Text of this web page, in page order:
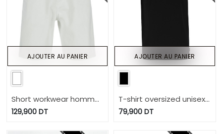
Short workwear homme
- YOUSR
129,900DT
AJOUTER AU PANIER
T-shirt oversized unisexe
manches courtes I
79,900 DT
AJOUTER AU PANIER